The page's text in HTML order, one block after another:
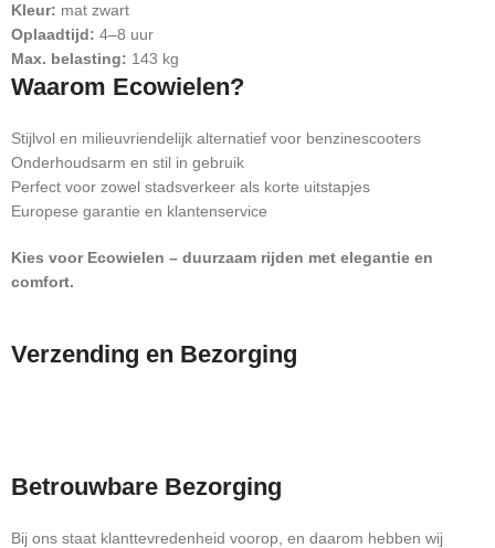
Kleur: mat zwart
Oplaadtijd: 4–8 uur
Max. belasting: 143 kg
Waarom Ecowielen?
Stijlvol en milieuvriendelijk alternatief voor benzinescooters
Onderhoudsarm en stil in gebruik
Perfect voor zowel stadsverkeer als korte uitstapjes
Europese garantie en klantenservice
Kies voor Ecowielen – duurzaam rijden met elegantie en
comfort.
Verzending en Bezorging
Betrouwbare Bezorging
Bij ons staat klanttevredenheid voorop, en daarom hebben wij